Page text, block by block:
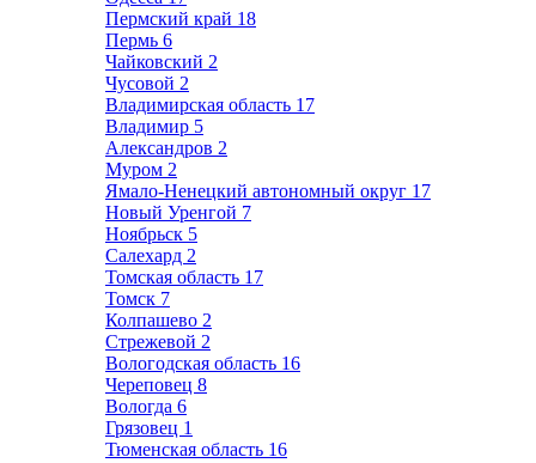
Пермский край 18
Пермь 6
Чайковский 2
Чусовой 2
Владимирская область 17
Владимир 5
Александров 2
Муром 2
Ямало-Ненецкий автономный округ 17
Новый Уренгой 7
Ноябрьск 5
Салехард 2
Томская область 17
Томск 7
Колпашево 2
Стрежевой 2
Вологодская область 16
Череповец 8
Вологда 6
Грязовец 1
Тюменская область 16